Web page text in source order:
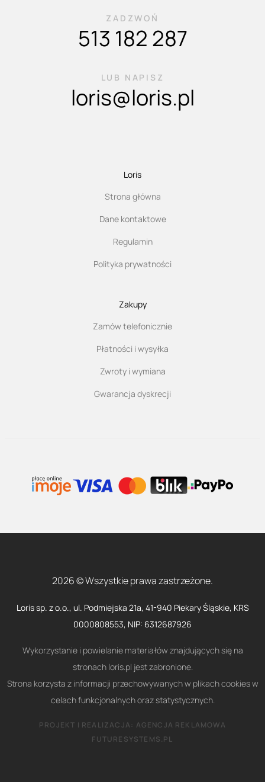
ZADZWOŃ
513 182 287
LUB NAPISZ
loris@loris.pl
Loris
Strona główna
Dane kontaktowe
Regulamin
Polityka prywatności
Zakupy
Zamów telefonicznie
Płatności i wysyłka
Zwroty i wymiana
Gwarancja dyskrecji
2026 © Wszystkie prawa zastrzeżone.
Loris sp. z o.o., ul. Podmiejska 21a, 41-940 Piekary Śląskie, KRS
0000808553, NIP: 6312687926
Wykorzystanie i powielanie materiałów znajdujących się na
stronach loris.pl jest zabronione.
Strona korzysta z informacji przechowywanych w plikach cookies w
celach funkcjonalnych oraz statystycznych.
PROJEKT I REALIZACJA: AGENCJA REKLAMOWA
FUTURESYSTEMS.PL